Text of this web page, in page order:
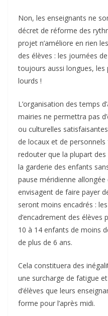
Non, les enseignants ne
décret de réforme des
projet n’améliore en rien
des élèves : les journées
toujours aussi longues,
lourds !
L’organisation des temps
mairies ne permettra pas
ou culturelles
de locaux et de
redouter que la plupart
la garderie des enfants
pause méridienne allongée
envisagent de faire payer
seront moins encadrés :
d’encadrement des élèves
10 à 14 enfants de moins
de plus de 6 ans.
Cela constituera des
une surcharge de fatigue
d’élèves que leurs
forme pour l’après midi.